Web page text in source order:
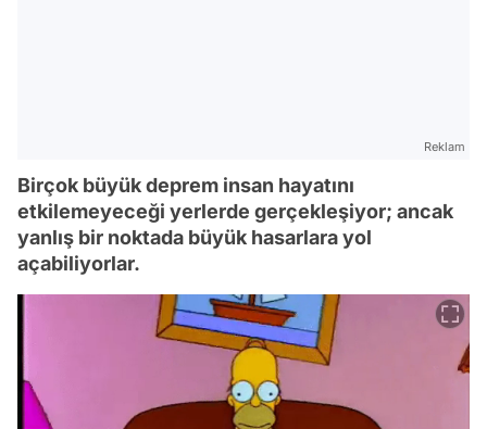
Reklam
Birçok büyük deprem insan hayatını
etkilemeyeceği yerlerde gerçekleşiyor; ancak
yanlış bir noktada büyük hasarlara yol
açabiliyorlar.